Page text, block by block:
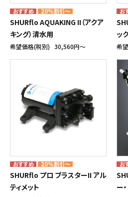
20%割引～
SHURflo AQUAKING II（アクア
キング）清水用
希望価格(税別) 30,560円〜
ッ
希
20%割引～
SHURflo プロ ブラスターII アル
ティメット
ー